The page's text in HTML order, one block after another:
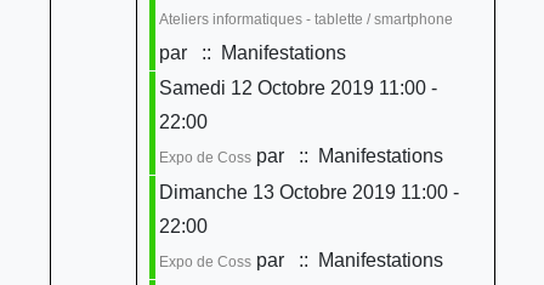
Ateliers informatiques - tablette / smartphone
par
:: Manifestations
Samedi 12 Octobre 2019 11:00 -
22:00
Expo de Cosspar
:: Manifestations
Dimanche 13 Octobre 2019 11:00 -
22:00
Expo de Cosspar
:: Manifestations